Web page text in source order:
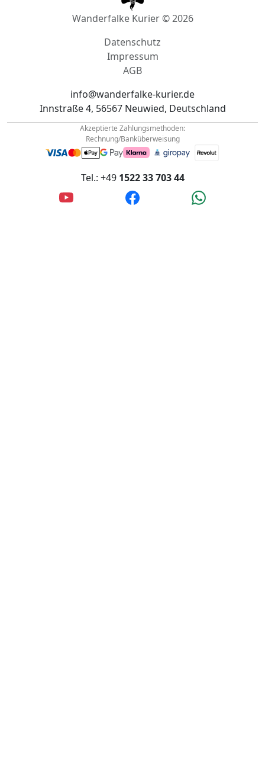
Wanderfalke Kurier © 2026
Datenschutz
Impressum
AGB
info@wanderfalke-kurier.de
Innstraße 4, 56567 Neuwied, Deutschland
Akzeptierte Zahlungsmethoden:
Rechnung/Banküberweisung
Tel.: +49 1522 33 703 44